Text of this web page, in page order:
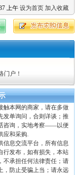
上午 设为首页 加入收藏
门户！
触本网的商家，请在多做
发单询问，合则详谈；推
咨询，实地考察——以便
应和采购.
信息交流平台，所有信息
行发布，如有损失，本站
不承担任何法律责任；请
，防止受骗上当；请永远